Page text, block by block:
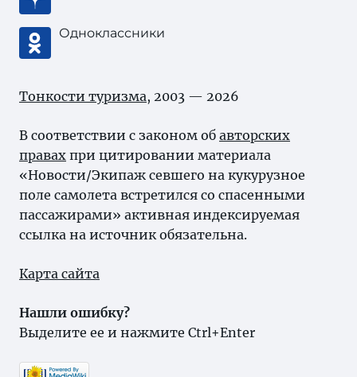
Одноклассники
Тонкости туризма, 2003 — 2026
В соответствии с законом об авторских
правах при цитировании материала
«Новости/Экипаж севшего на кукурузное
поле самолета встретился со спасенными
пассажирами» активная индексируемая
ссылка на источник обязательна.
Карта сайта
Нашли ошибку?
Выделите ее и нажмите Ctrl+Enter